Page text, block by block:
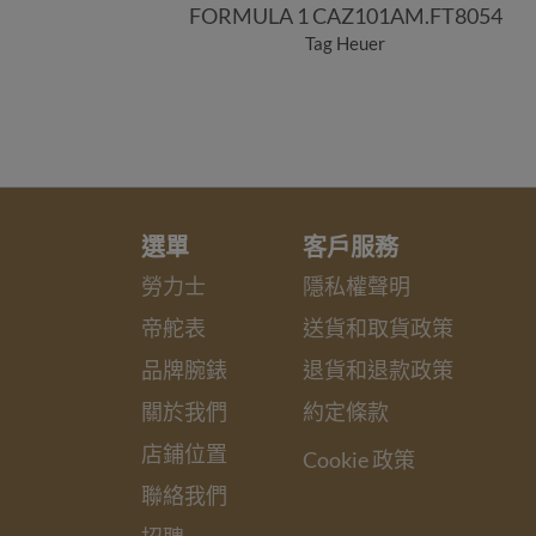
FORMULA 1 CAZ101AM.FT8054
Tag Heuer
選單
勞力士
帝舵表
品牌腕錶
關於我們
店鋪位置
聯絡我們
客戶服務
隱私權聲明
送貨和取貨政策
退貨和退款政策
約定條款
Cookie 政策